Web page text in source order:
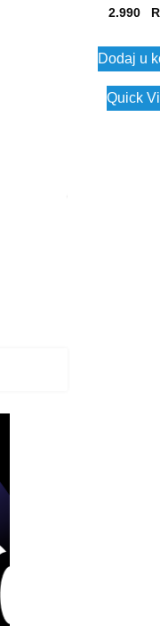
2.990
Dodaj u
Quick
Price